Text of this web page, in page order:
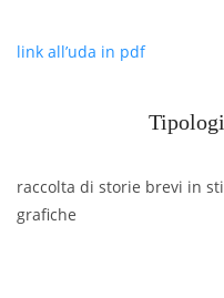
link all’uda in pdf
raccolta di storie brevi in
grafiche